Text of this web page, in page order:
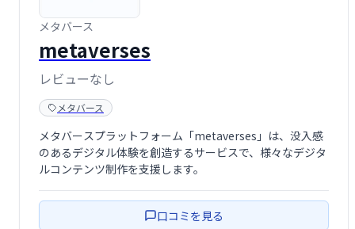
メタバース
metaverses
レビューなし
メタバース
メタバースプラットフォーム「metaverses」は、没入感
のあるデジタル体験を創造するサービスで、様々なデジタ
ルコンテンツ制作を支援します。
口コミを見る